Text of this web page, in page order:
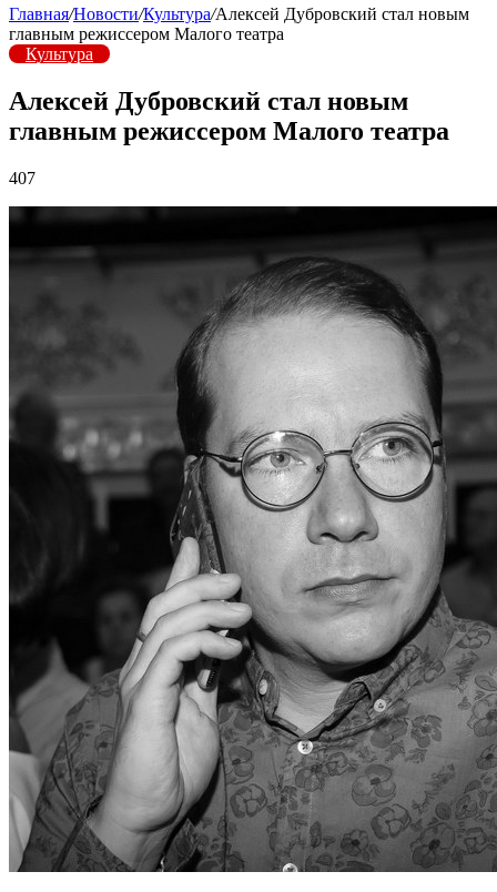
Главная/Новости/Культура/Алексей Дубровский стал новым
главным режиссером Малого театра
Культура
Алексей Дубровский стал новым
главным режиссером Малого театра
407